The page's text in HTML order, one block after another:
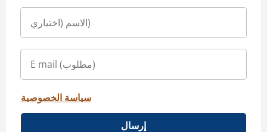
سياسة الخصوصية
إرسال